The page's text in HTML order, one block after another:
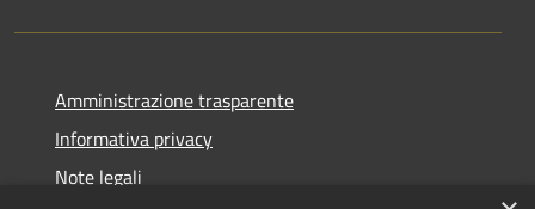
Amministrazione trasparente
Informativa privacy
Note legali